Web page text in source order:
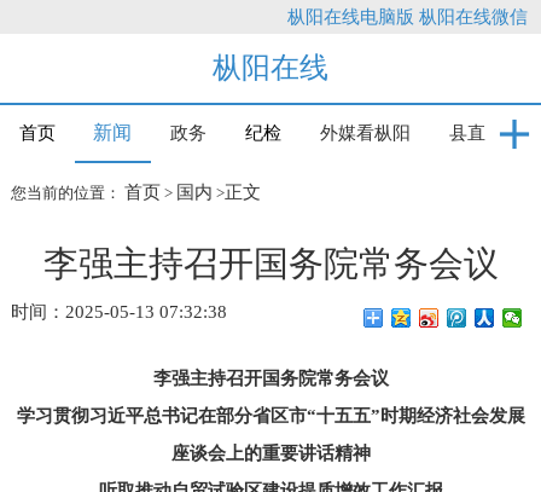
枞阳在线电脑版 枞阳在线微信
枞阳在线
首页 新闻 政务 纪检 外媒看枞阳 县直
您当前的位置： 首页 > 国内 >正文
李强主持召开国务院常务会议
时间：2025-05-13 07:32:38
李强主持召开国务院常务会议
学习贯彻习近平总书记在部分省区市“十五五”时期经济社会发展
座谈会上的重要讲话精神